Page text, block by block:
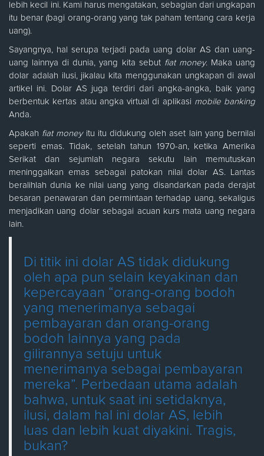
lebih kecil ini. Kami harus mengatakan, sebagian dari ungkapan
itu benar (bagi orang-orang yang tak paham tentang cara kerja
uang).
Sayangnya, hal serupa terjadi pada uang dolar AS dan uang-
uang lainnya di dunia, yang kita sebut fiat money. Maka uang
dolar adalah ilusi, jikalau kita menggunakan ungkapan di awal
artikel ini. Dolar AS juga terdiri dari angka-angka, baik yang
berbentuk kertas atau angka virtual di aplikasi mobile banking
Anda.
Apakah fiat moneyitu itu didukung oleh aset lain yang bernilai
seperti emas. Tidak, setelah tahun 1970-an, ketika Amerika
Serikat dan sejumlah negara sekutu lain memutuskan
meninggalkan emas sebagai patokan nilai dolar AS. Lantas
beralihlah dunia ke nilai uang yang disandarkan pada derajat
besaran penawaran dan permintaan terhadap uang, sekaligus
menjadikan uang dolar sebagai acuan kurs mata uang negara
lain.
Di titik ini dolar AS tidak didukung
oleh apa pun selain keyakinan dan
kepercayaan “orang-orang bodoh
yang menerimanya sebagai
pembayaran dan orang-orang
bodoh lainnya yang pada
gilirannya setuju untuk
menerimanya sebagai pembayaran
mereka”. Perbedaan utama adalah
bahwa, untuk saat ini setidaknya,
ilusi, dalam hal ini dolar AS, lebih
luas dan lebih kuat diyakini. Tragis,
bukan?